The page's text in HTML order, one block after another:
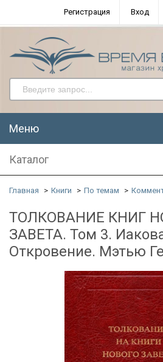
Регистрация Вход
Меню
Каталог
Главная Книги По темам
ТОЛКОВАНИЕ КНИГ
ЗАВЕТА. Том 3.
Откровение. Мэтью